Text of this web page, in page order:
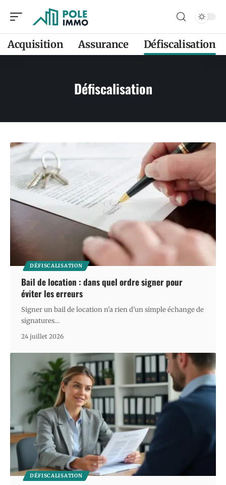
Acquisition Assurance Défiscalisation
Défiscalisation
DÉFISCALISATION
Bail de location : dans quel ordre signer pour
éviter les erreurs
Signer un bail de location n'a rien d'un simple échange de
signatures…
24 juillet 2026
DÉFISCALISATION